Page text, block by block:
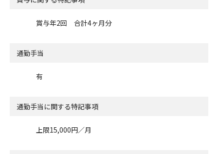
賞与年2回 合計4ヶ月分
通勤手当
有
通勤手当に関する特記事項
上限15,000円／月